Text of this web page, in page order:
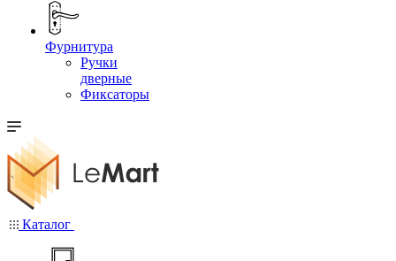
Фурнитура
Ручки
дверные
Фиксаторы
Каталог